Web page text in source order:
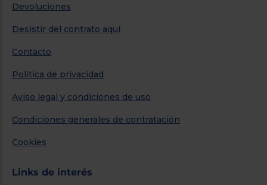
Devoluciones
Desistir del contrato aquí
Contacto
Política de privacidad
Aviso legal y condiciones de uso
Condiciones generales de contratación
Cookies
Links de interés